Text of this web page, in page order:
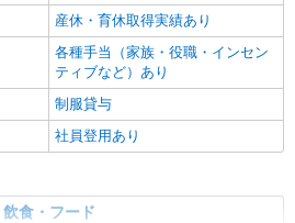
産休・育休取得実績あり
各種手当（家族・役職・インセン
ティブなど）あり
制服貸与
社員登用あり
飲食・フード